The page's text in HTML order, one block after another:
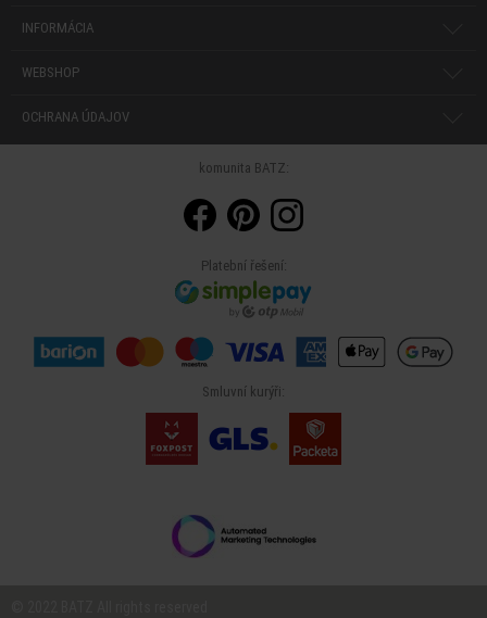
INFORMÁCIA
WEBSHOP
OCHRANA ÚDAJOV
komunita BATZ:
Platební řešení:
Smluvní kurýři: